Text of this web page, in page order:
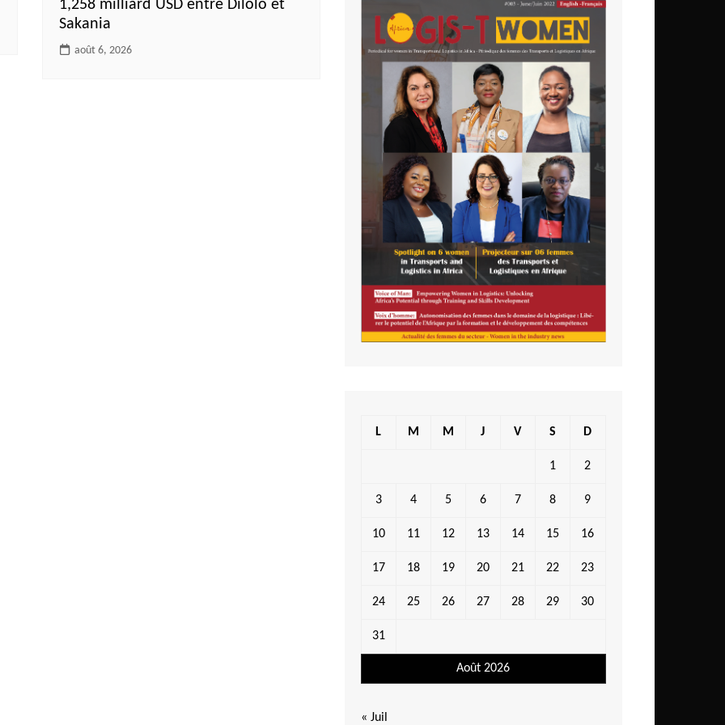
1,258 milliard USD entre Dilolo et
Sakania
août 6, 2026
Août 2026
L M M J V S D
1 2
3 4 5 6 7 8 9
10 11 12 13 14 15 16
17 18 19 20 21 22 23
24 25 26 27 28 29 30
31
« Juil